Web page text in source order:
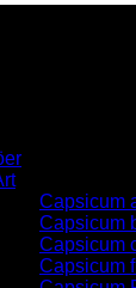
Capsicum
Capsicum
Capsicum
Capsicum